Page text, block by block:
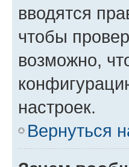
вводятся
чтобы
возможно,
настроек.
Вернуться